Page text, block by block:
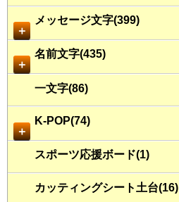
＋
メッセージ文字(399)
＋
名前文字(435)
一文字(86)
＋
K-POP(74)
スポーツ応援ボード(1)
カッティングシート土台(16)